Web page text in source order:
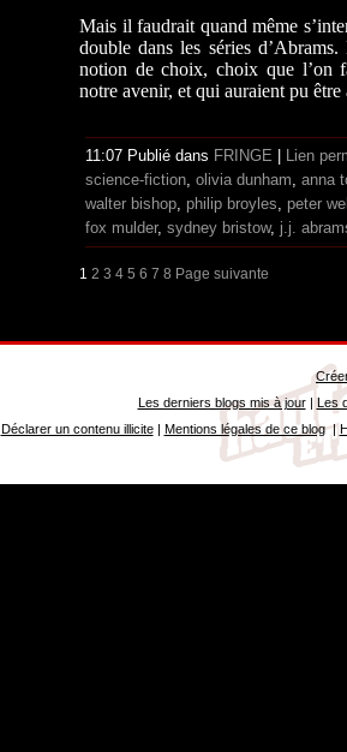
Mais il faudrait quand même
double dans les séries
notion de choix, choix que l’on
notre avenir, et qui auraient pu être
11:07 Publié dans FRINGE
Lien
science-fiction, olivia dunham, anna
walter bishop, philip broyles, peter
fox mulder, sydney bristow, j.j.
1 2 3 4 5 6 7 8 Page suivante
Les derniers blogs mis à jour| Les
Déclarer un contenu illicite| Mentions légales de ce blog|